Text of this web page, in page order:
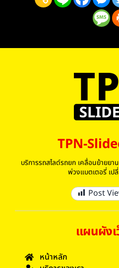
TPN-
บริการรถสไลด์รถยก เคลื่อนย้ายย
พ่วงแบตเตอรี่ เป
Post
แผนผังเ
หน้าหลัก